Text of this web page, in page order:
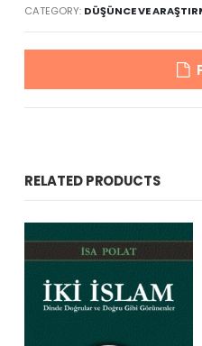
CATEGORY: DÜŞÜNCE VE
RELATED PRODUCTS